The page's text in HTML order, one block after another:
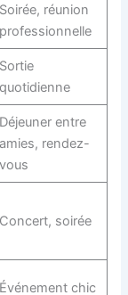
Soirée, réunion
professionnelle
Sortie
quotidienne
Déjeuner entre
amies, rendez-
vous
Concert, soirée
Événement chic